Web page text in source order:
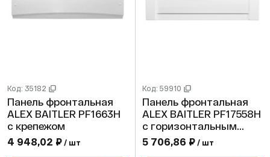
Код: 35182
Панель фронтальная
ALEX BAITLER PF1663H
с крепежом
4 948,02 ₽ / шт
Код: 59910
Панель фронтальная
ALEX BAITLER PF17558H
с горизонтальным
крепежом (для ONEGA
175 70)
5 706,86 ₽ / шт